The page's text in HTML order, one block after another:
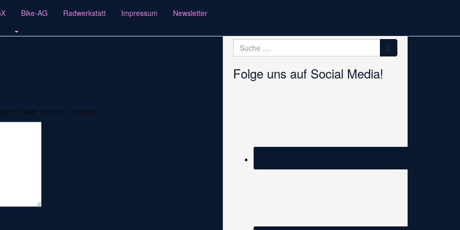
Bike-AG Radwerkstatt Impressum Newsletter
Felder sind mit * markiert
Suche
nach:
Folge uns auf Social Media!